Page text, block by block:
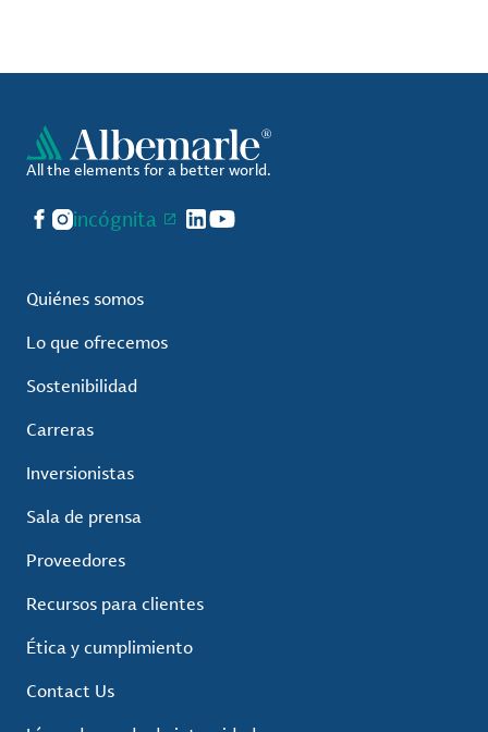
All the elements for a better world.
Facebook
Instagram
incógnita LinkedIn
YouTube
Quiénes somos
Lo que ofrecemos
Sostenibilidad
Carreras
Inversionistas
Sala de prensa
Proveedores
Recursos para clientes
Ética y cumplimiento
Contact Us